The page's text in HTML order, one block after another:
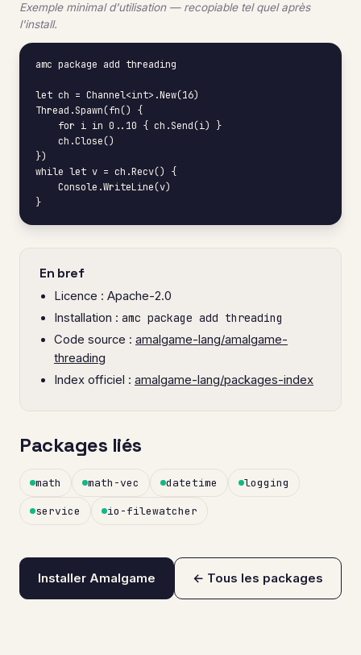
Exemple minimal d'utilisation — recopiable tel quel après
l'install.
amc package add threading
let ch = Channel<int>.New(16)
Thread.Spawn(fn() {
})
while let v = ch.Recv() {
}
En bref
Licence : Apache-2.0
Installation : amc package add threading
Code source : amalgame-lang/amalgame-
threading
Index officiel : amalgame-lang/packages-index
Packages liés
math math-vec datetime logging
service io-filewatcher
Installer Amalgame ← Tous les packages